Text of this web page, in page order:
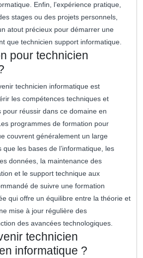
Enfin, l’expérience pratique,
stages ou des projets personnels,
atout précieux pour démarrer une
que technicien support informatique.
pour technicien
technicien informatique est
les compétences techniques et
pour réussir dans ce domaine en
programmes de formation pour
couvrent généralement un large
les bases de l’informatique, les
données, la maintenance des
et le support technique aux
de suivre une formation
qui offre un équilibre entre la théorie et
mise à jour régulière des
des avancées technologiques.
technicien
informatique ?